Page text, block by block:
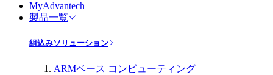
MyAdvantech
製品一覧
組込みソリューション
ARMベース コンピューティング